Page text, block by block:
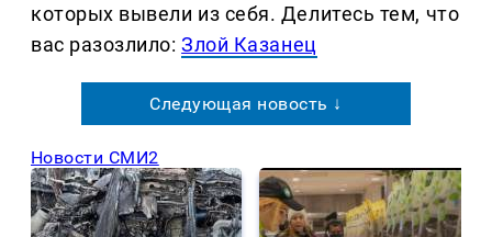
которых вывели из себя. Делитеcь тем, что
вас разозлило:Злой Казанец
Следующая новость ↓
Новости СМИ2